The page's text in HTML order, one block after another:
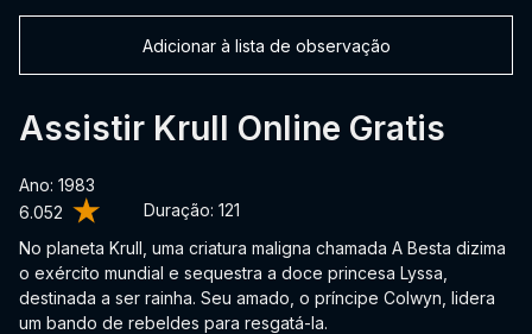
6.052 Duração: 121
Assistir Krull Online Gratis
Ano: 1983
No planeta Krull, uma criatura maligna chamada A Besta dizima
o exército mundial e sequestra a doce princesa Lyssa,
destinada a ser rainha. Seu amado, o príncipe Colwyn, lidera
um bando de rebeldes para resgatá-la.
Adicionar à lista de observação